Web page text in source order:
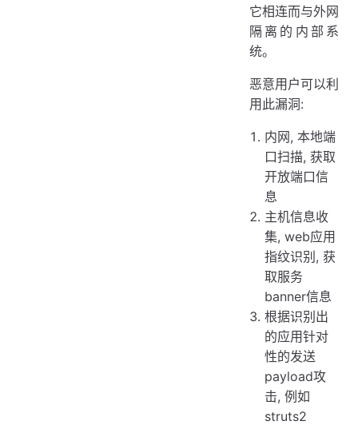
它相连而与外网
隔离的内部系
统。
恶意用户可以利
用此漏洞:
内网, 本地端
口扫描, 获取
开放端口信
息
主机信息收
集, web应用
指纹识别, 获
取服务
banner信息
根据识别出
的应用针对
性的发送
payload攻
击, 例如
struts2